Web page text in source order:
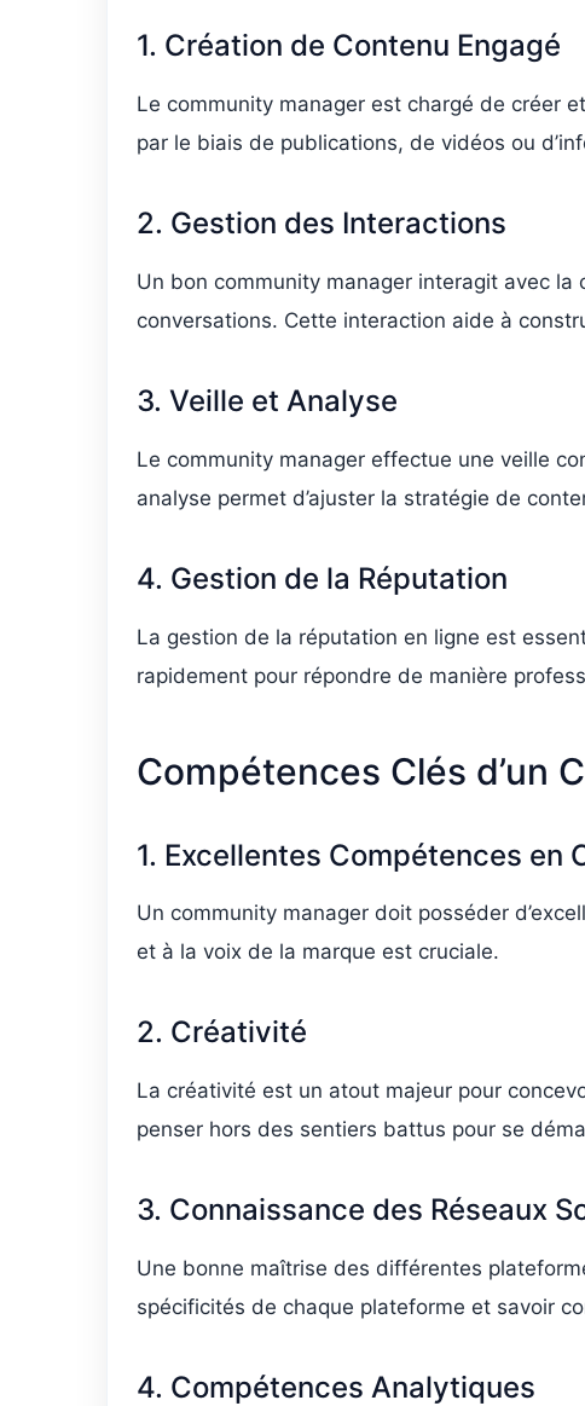
1. Création de Contenu Engagé
Le community manager est chargé de créer
par le biais de publications, de vidéos ou
2. Gestion des Interactions
Un bon community manager interagit avec
conversations. Cette interaction aide à
3. Veille et Analyse
Le community manager effectue une veille
analyse permet d’ajuster la stratégie de
4. Gestion de la Réputation
La gestion de la réputation en ligne est
rapidement pour répondre de manière
Compétences Clés d’un
1. Excellentes Compétences en
Un community manager doit posséder
et à la voix de la marque est cruciale.
2. Créativité
La créativité est un atout majeur pour
penser hors des sentiers battus pour se
3. Connaissance des Réseaux
Une bonne maîtrise des différentes
spécificités de chaque plateforme et savoir
4. Compétences Analytiques